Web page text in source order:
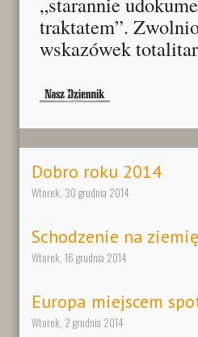
traktatem”.
wskazówek
Dobro roku 2014
Wtorek, 30 grudnia 2014
Schodzenie na ziemię
Wtorek, 16 grudnia 2014
Europa miejscem
Wtorek, 2 grudnia 2014